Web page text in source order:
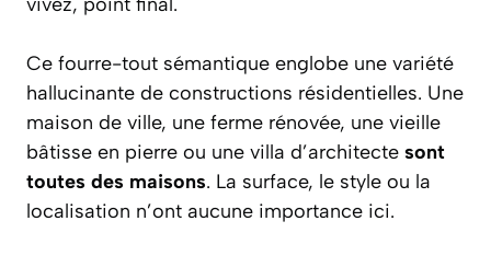
Ce fourre-tout sémantique englobe une variété
hallucinante de constructions résidentielles. Une
maison de ville, une ferme rénovée, une vieille
bâtisse en pierre ou une villa d’architecte sont
toutes des maisons. La surface, le style ou la
localisation n’ont aucune importance ici.